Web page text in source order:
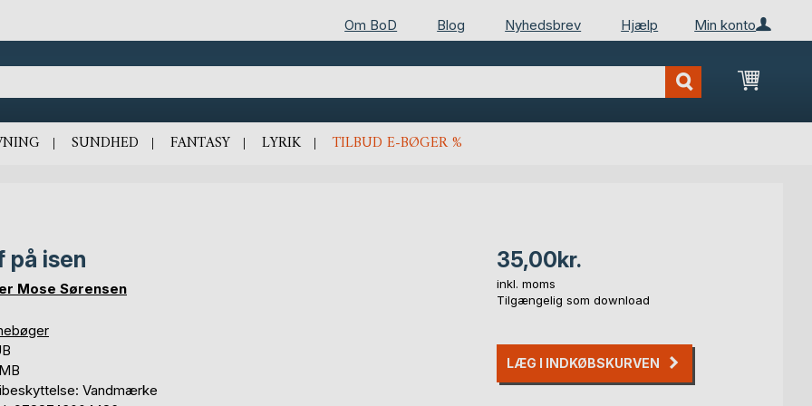
Min konto
Om BoD Blog Nyhedsbrev Hjælp
Min
SUNDHED FANTASY LYRIK TILBUD E-BØGER %
på isen
Mose Sørensen
Vandmærke
35,00kr.
inkl. moms
Tilgængelig som download
LÆG I INDKØBSKURVEN